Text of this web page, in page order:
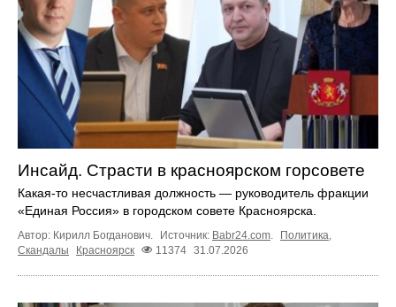
Инсайд. Страсти в красноярском горсовете
Какая-то несчастливая должность — руководитель фракции
«Единая Россия» в городском совете Красноярска.
Автор: Кирилл Богданович. Источник: Babr24.com. Политика,
Скандалы
Красноярск 11374 31.07.2026